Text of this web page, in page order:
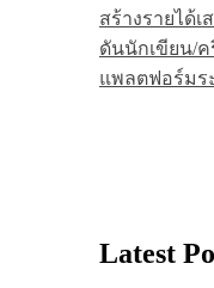
สร้างรายได้
ดันนักเขียน/ค
แพลตฟอร์มร
Latest